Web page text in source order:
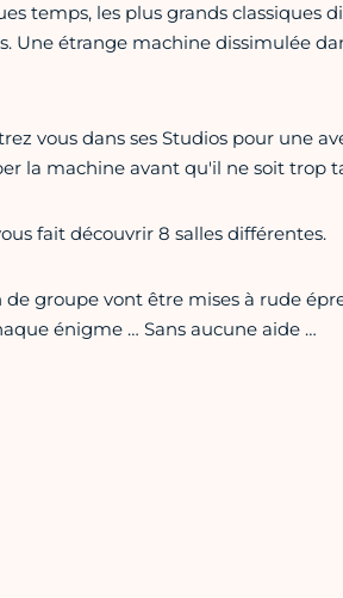
temps, les plus grands classiques
Une étrange machine dissimulée
vous dans ses Studios pour une
la machine avant qu'il ne soit trop
fait découvrir 8 salles différentes.
groupe vont être mises à rude
énigme … Sans aucune aide …